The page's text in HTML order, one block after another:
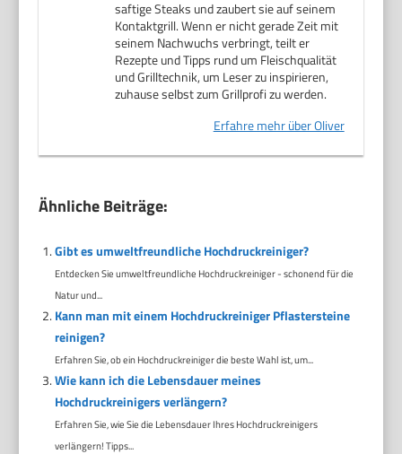
saftige Steaks und zaubert sie auf seinem
Kontaktgrill. Wenn er nicht gerade Zeit mit
seinem Nachwuchs verbringt, teilt er
Rezepte und Tipps rund um Fleischqualität
und Grilltechnik, um Leser zu inspirieren,
zuhause selbst zum Grillprofi zu werden.
Erfahre mehr über Oliver
Ähnliche Beiträge:
Gibt es umweltfreundliche Hochdruckreiniger?
Entdecken Sie umweltfreundliche Hochdruckreiniger - schonend für die
Natur und...
Kann man mit einem Hochdruckreiniger Pflastersteine
reinigen?
Erfahren Sie, ob ein Hochdruckreiniger die beste Wahl ist, um...
Wie kann ich die Lebensdauer meines
Hochdruckreinigers verlängern?
Erfahren Sie, wie Sie die Lebensdauer Ihres Hochdruckreinigers
verlängern! Tipps...